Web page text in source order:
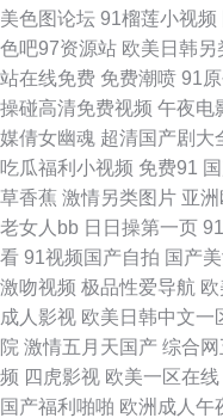
91pron在线 东方av网址在线
91tv在线看 av黑丝后入在线
91资源在线 黄色成人一区二
呦在线观看 青青操逼在线 91
97亚洲区 午夜黄色小电影 91
线导航 国产一区自拍 香蕉视
在线观看 男人操逼天堂 91人
美色图论坛 91榴莲小视频
色吧97资源站 欧美日韩另
站在线免费 免费潮喷 91
操碰高清免费视频 午夜电
媒倩女幽魂 超清国产剧大
吃瓜福利小视频 免费91
草香蕉 激情另类图片 亚
老女人bb 日日操第一页
看 91视频国产自拍 国产
激吻视频 极品性爱导航
成人影视 欧美日韩中文一
院 激情五月天国产 综合
频 四虎影视 欧美一区在线
国产福利啪啪 欧洲成人午